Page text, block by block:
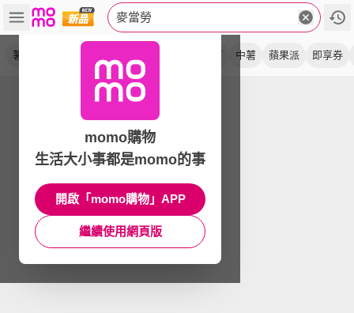
麥當勞
薯條 中可 中薯 蘋果派 即享券
momo購物
生活大小事都是momo的事
開啟「momo購物」APP
繼續使用網頁版